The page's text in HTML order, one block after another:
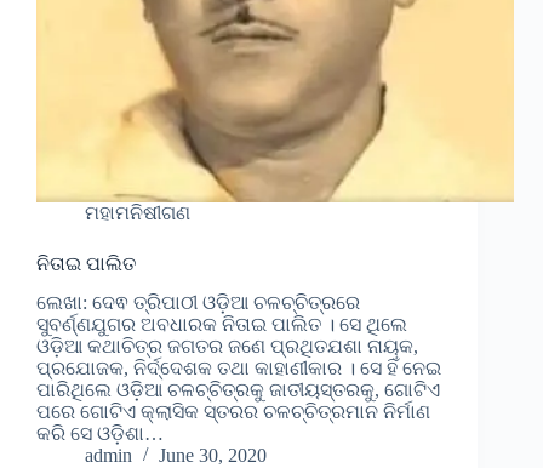
ମହାମନିଷୀଗଣ
ନିତାଇ ପାଲିତ
ଲେଖା: ଦେଵ ତ୍ରିପାଠୀ ଓଡ଼ିଆ ଚଳଚ୍ଚିତ୍ରରେ
ସୁବର୍ଣ୍ଣଯୁଗର ଅବଧାରକ ନିତାଇ ପାଲିତ । ସେ ଥିଲେ
ଓଡ଼ିଆ କଥାଚିତ୍ର ଜଗତର ଜଣେ ପ୍ରଥିତଯଶା ନାୟକ,
ପ୍ରଯୋଜକ, ନିର୍ଦ୍ଦେଶକ ତଥା କାହାଣୀକାର । ସେ ହିଁ ନେଇ
ପାରିଥିଲେ ଓଡ଼ିଆ ଚଳଚ୍ଚିତ୍ରକୁ ଜାତୀୟସ୍ତରକୁ, ଗୋଟିଏ
ପରେ ଗୋଟିଏ କ୍ଲାସିକ ସ୍ତରର ଚଳଚ୍ଚିତ୍ରମାନ ନିର୍ମାଣ
କରି ସେ ଓଡ଼ିଶା…
admin
June 30, 2020